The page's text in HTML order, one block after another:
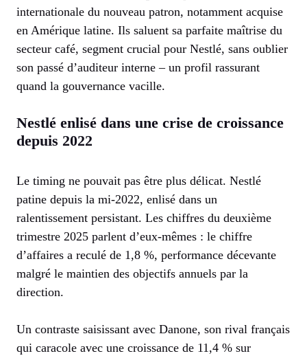
internationale du nouveau patron, notamment acquise
en Amérique latine. Ils saluent sa parfaite maîtrise du
secteur café, segment crucial pour Nestlé, sans oublier
son passé d’auditeur interne – un profil rassurant
quand la gouvernance vacille.
Nestlé enlisé dans une crise de croissance
depuis 2022
Le timing ne pouvait pas être plus délicat. Nestlé
patine depuis la mi-2022, enlisé dans un
ralentissement persistant. Les chiffres du deuxième
trimestre 2025 parlent d’eux-mêmes : le chiffre
d’affaires a reculé de 1,8 %, performance décevante
malgré le maintien des objectifs annuels par la
direction.
Un contraste saisissant avec Danone, son rival français
qui caracole avec une croissance de 11,4 % sur